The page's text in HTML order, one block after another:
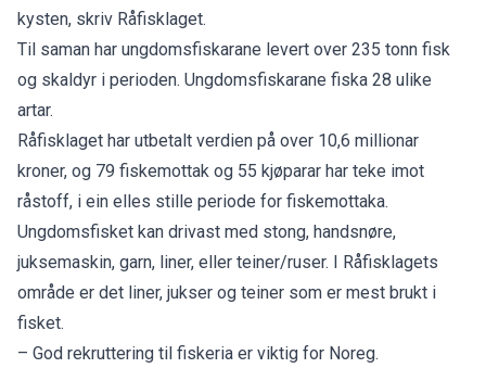
kysten, skriv Råfisklaget.
Til saman har ungdomsfiskarane levert over 235 tonn fisk
og skaldyr i perioden. Ungdomsfiskarane fiska 28 ulike
artar.
Råfisklaget har utbetalt verdien på over 10,6 millionar
kroner, og 79 fiskemottak og 55 kjøparar har teke imot
råstoff, i ein elles stille periode for fiskemottaka.
Ungdomsfisket kan drivast med stong, handsnøre,
juksemaskin, garn, liner, eller teiner/ruser. I Råfisklagets
område er det liner, jukser og teiner som er mest brukt i
fisket.
– God rekruttering til fiskeria er viktig for Noreg.